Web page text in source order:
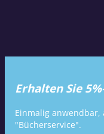
Erhalten Sie
Einmalig anwendbar,
"Bücherservice".